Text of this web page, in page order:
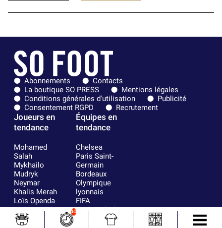
Abonnements
Contacts
La boutique SO PRESS
Mentions légales
Conditions générales d'utilisation
Publicité
Consentement RGPD
Recrutement
Joueurs en
tendance
Mohamed
Salah
Mykhailo
Mudryk
Neymar
Khalis Merah
Loïs Openda
Moussa
Niakhaté
Équipes en
tendance
Chelsea
Paris Saint-
Germain
Bordeaux
Olympique
lyonnais
FIFA
Real Madrid
RC Strasbourg
10